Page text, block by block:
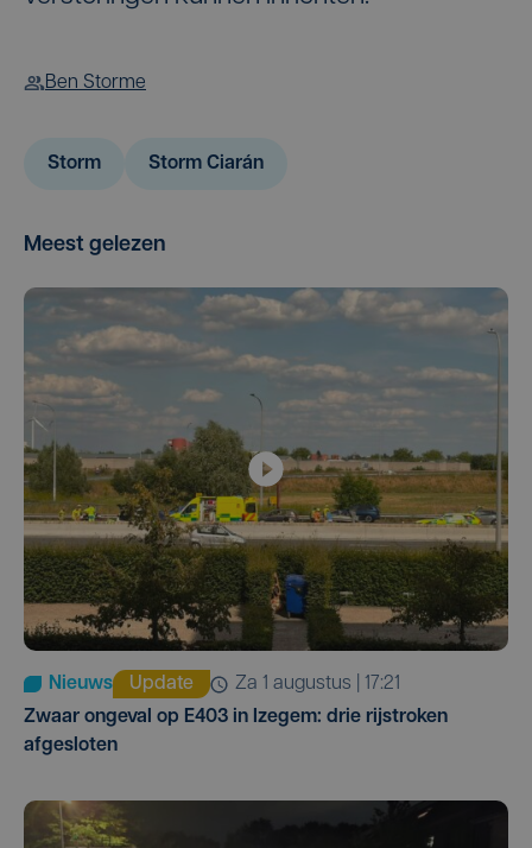
Ben Storme
Storm Storm Ciarán
Meest gelezen
Nieuws Update
za 1 augustus | 17:21
Zwaar ongeval op E403 in Izegem: drie rijstroken
afgesloten